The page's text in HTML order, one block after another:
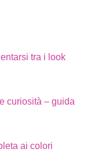
tra i look
curiosità – guida
ai colori